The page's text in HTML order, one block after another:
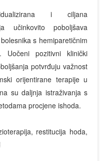
i ciljana
učinkovito poboljšava
s hemiparetičnim
Uočeni pozitivni klinički
potvrđuju važnost
orijentirane terapije u
su daljnja istraživanja s
procjene ishoda.
restitucija hoda,